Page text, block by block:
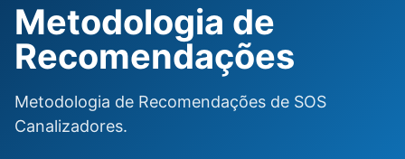
Metodologia de
Recomendações
Metodologia de Recomendações de SOS
Canalizadores.